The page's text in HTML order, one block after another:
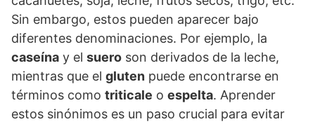
Sin embargo, estos pueden aparecer bajo
diferentes denominaciones. Por ejemplo, la
caseína y el suero son derivados de la leche,
mientras que el gluten puede encontrarse en
términos como triticale o espelta. Aprender
estos sinónimos es un paso crucial para evitar